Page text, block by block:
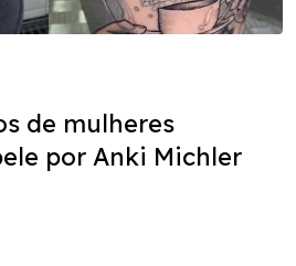
de mulheres
por Anki Michler